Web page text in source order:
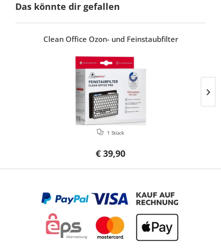
Das könnte dir gefallen
Clean Office Ozon- und Feinstaubfilter
€ 39,90
1 Stück